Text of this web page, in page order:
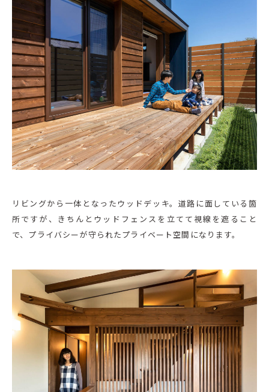
リビングから一体となったウッドデッキ。道路に面している箇
所ですが、きちんとウッドフェンスを立てて視線を遮ること
で、プライバシーが守られたプライベート空間になります。